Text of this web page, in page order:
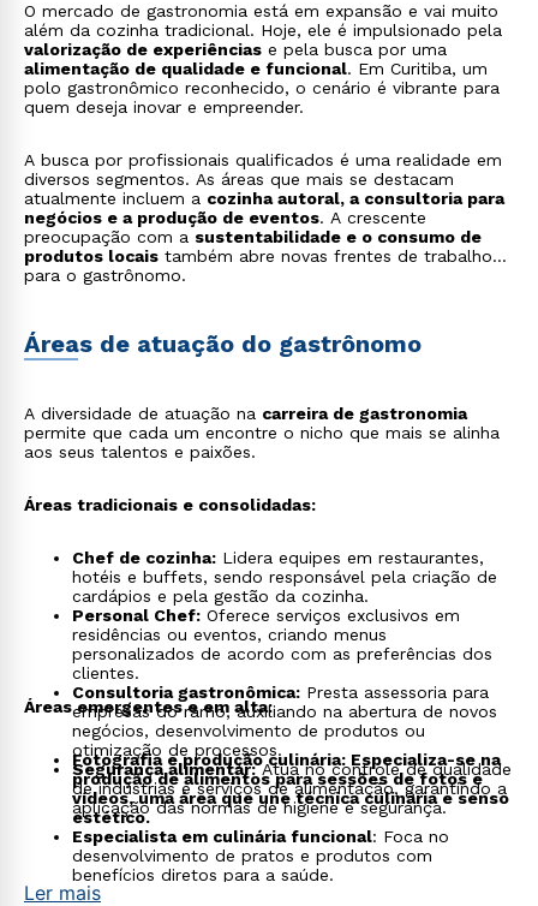
O mercado de gastronomia está em expansão e vai muito
além da cozinha tradicional. Hoje, ele é impulsionado pela
valorização de experiências e pela busca por uma
alimentação de qualidade e funcional. Em Curitiba, um
polo gastronômico reconhecido, o cenário é vibrante para
quem deseja inovar e empreender.
A busca por profissionais qualificados é uma realidade em
diversos segmentos. As áreas que mais se destacam
atualmente incluem a cozinha autoral, a consultoria para
negócios e a produção de eventos. A crescente
preocupação com a sustentabilidade e o consumo de
produtos locais também abre novas frentes de trabalho
para o gastrônomo.
Áreas de atuação do gastrônomo
A diversidade de atuação na carreira de gastronomia
permite que cada um encontre o nicho que mais se alinha
aos seus talentos e paixões.
Áreas tradicionais e consolidadas:
Chef de cozinha: Lidera equipes em restaurantes,
hotéis e buffets, sendo responsável pela criação de
cardápios e pela gestão da cozinha.
Personal Chef: Oferece serviços exclusivos em
residências ou eventos, criando menus
personalizados de acordo com as preferências dos
clientes.
Consultoria gastronômica: Presta assessoria para
empresas do ramo, auxiliando na abertura de novos
negócios, desenvolvimento de produtos ou
otimização de processos.
Segurança alimentar:Atua no controle de qualidade
de indústrias e serviços de alimentação, garantindo a
aplicação das normas de higiene e segurança.
Áreas emergentes e em alta:
Fotografia e produção culinária: Especializa-se na
produção de alimentos para sessões de fotos e
vídeos, uma área que une técnica culinária e senso
estético.
Especialista em culinária funcional: Foca no
desenvolvimento de pratos e produtos com
benefícios diretos para a saúde.
Gestor de sustentabilidade
Ler mais